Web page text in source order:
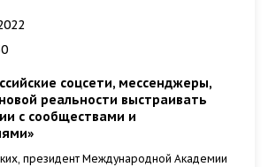
соцсети, мессенджеры,
реальности выстраивать
с сообществами и
президент Международной Академии